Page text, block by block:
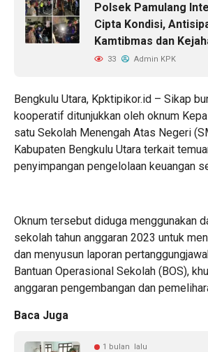
Polsek Pamulang
Cipta Kondisi,
Kamtibmas dan
33 Admin KPK
Bengkulu Utara, Kpktipikor.id – Sikap
kooperatif ditunjukkan oleh oknum
satu Sekolah Menengah Atas Negeri
Kabupaten Bengkulu Utara terkait
penyimpangan pengelolaan keuangan
Oknum tersebut diduga menggunakan
sekolah tahun anggaran 2023 untuk
dan menyusun laporan
Bantuan Operasional Sekolah (BOS),
anggaran pengembangan dan
Baca Juga
1 bulan lalu